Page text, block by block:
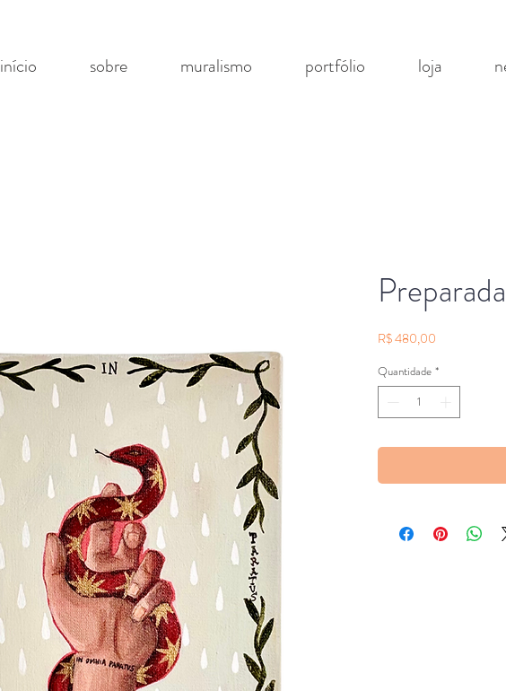
início sobre muralismo portfólio loja
R$ 480,00
Quantidade *